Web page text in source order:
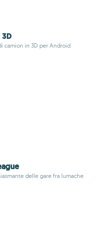
camion in 3D per Android
delle gare fra lumache